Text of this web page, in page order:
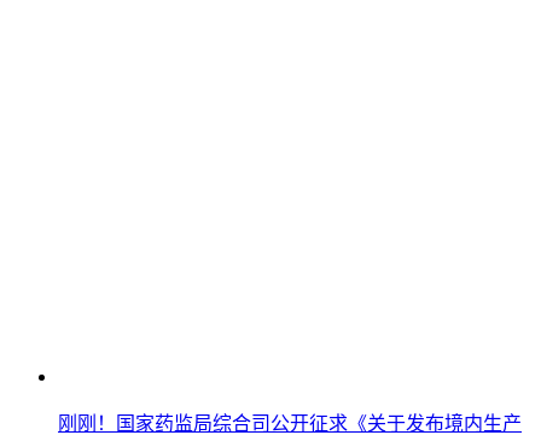
刚刚！国家药监局综合司公开征求《关于发布境内生产